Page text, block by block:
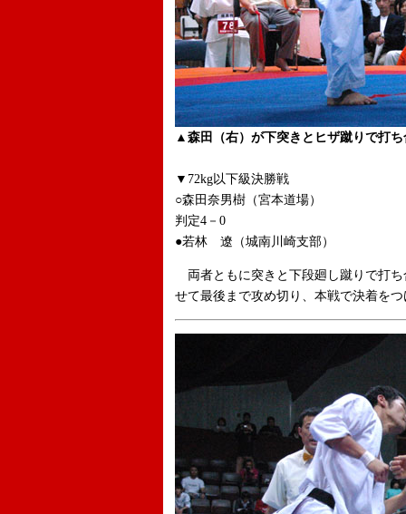
▲森田（右）が下突きとヒザ蹴りで打
▼72kg以下級決勝戦
○森田奈男樹（宮本道場）
判定4－0
●若林 遼（城南川崎支部）
両者ともに突きと下段廻し蹴りで打
せて最後まで攻め切り、本戦で決着を